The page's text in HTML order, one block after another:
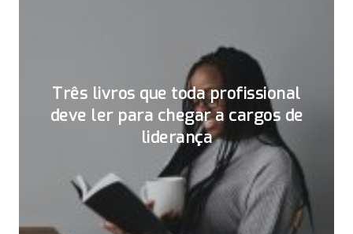
Três livros que toda profissional
deve ler para chegar a cargos de
liderança